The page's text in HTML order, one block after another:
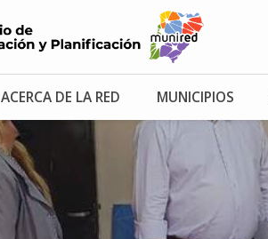
ACERCA DE LA RED MUNICIPIOS